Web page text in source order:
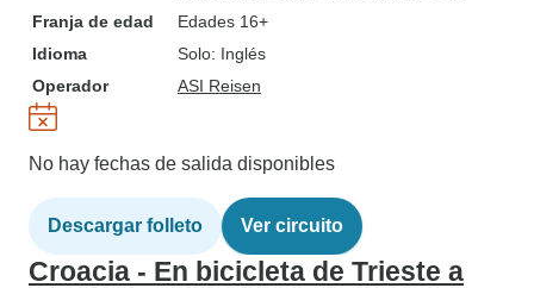
Franja de edad
Edades 16+
Idioma
Solo: Inglés
Operador
ASI Reisen
No hay fechas de salida disponibles
Descargar folleto Ver circuito
Croacia - En bicicleta de Trieste a